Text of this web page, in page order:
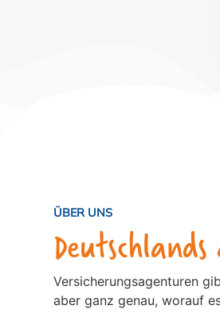
ÜBER UNS
Versicherungsagenturen
aber ganz genau, worauf